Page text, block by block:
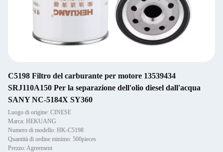
C5198 Filtro del carburante per motore 13539434
SRJ110A150 Per la separazione dell'olio diesel dall'acqua
SANY NC-5184X SY360
Luogo di origine: CINESE
Marca: HEKUANG
Numero di modello: HK-C5198
Quantità di ordine minimo: 500pieces
Prezzo: Agreement